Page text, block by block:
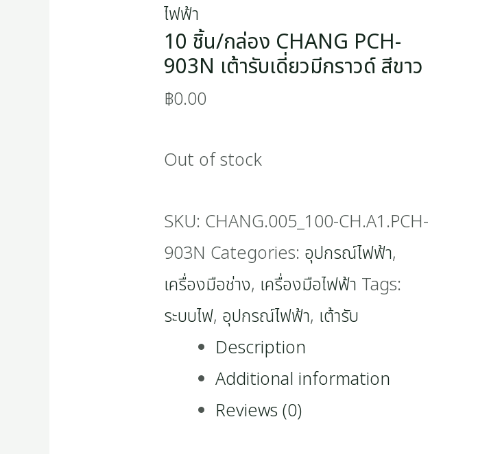
ไฟฟ้า
10 ชิ้น/กล่อง CHANG PCH-
903N เต้ารับเดี่ยวมีกราวด์ สีขาว
฿0.00
Out of stock
SKU: CHANG.005_100-CH.A1.PCH-
903N Categories: อุปกรณ์ไฟฟ้า,
เครื่องมือช่าง, เครื่องมือไฟฟ้า Tags:
ระบบไฟ, อุปกรณ์ไฟฟ้า, เต้ารับ
Description
Additional information
Reviews (0)